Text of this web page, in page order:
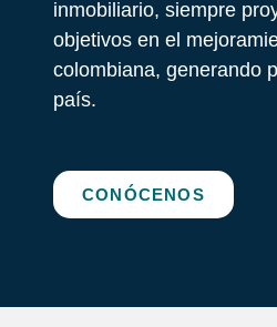
inmobiliario, siempre
objetivos en el
colombiana, generando
país.
CONÓCENOS